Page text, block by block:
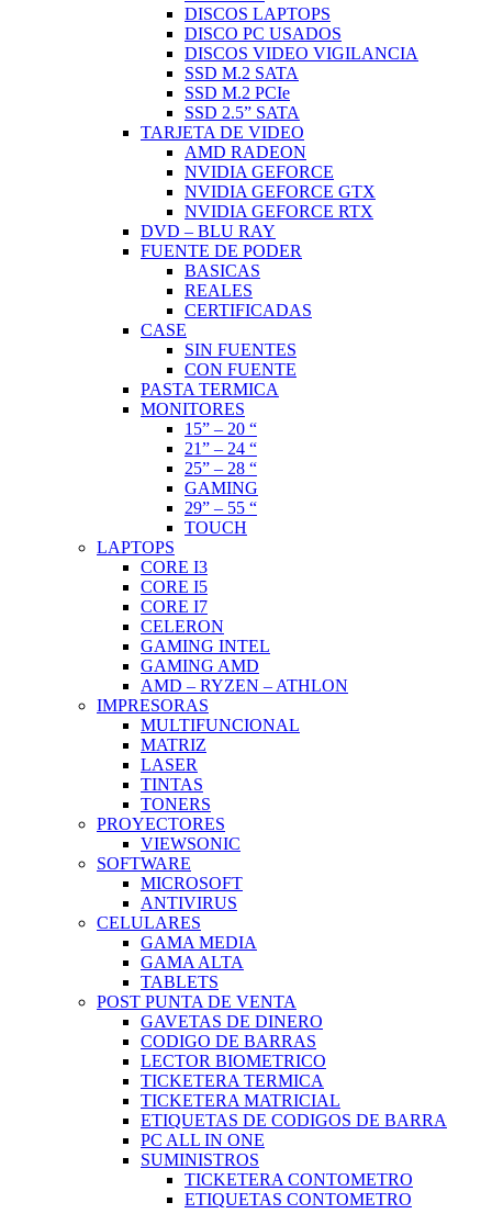
DISCOS LAPTOPS
DISCO PC USADOS
DISCOS VIDEO VIGILANCIA
SSD M.2 SATA
SSD M.2 PCIe
SSD 2.5” SATA
TARJETA DE VIDEO
AMD RADEON
NVIDIA GEFORCE
NVIDIA GEFORCE GTX
NVIDIA GEFORCE RTX
DVD – BLU RAY
FUENTE DE PODER
BASICAS
REALES
CERTIFICADAS
CASE
SIN FUENTES
CON FUENTE
PASTA TERMICA
MONITORES
15” – 20 “
21” – 24 “
25” – 28 “
GAMING
29” – 55 “
TOUCH
LAPTOPS
CORE I3
CORE I5
CORE I7
CELERON
GAMING INTEL
GAMING AMD
AMD – RYZEN – ATHLON
IMPRESORAS
MULTIFUNCIONAL
MATRIZ
LASER
TINTAS
TONERS
PROYECTORES
VIEWSONIC
SOFTWARE
MICROSOFT
ANTIVIRUS
CELULARES
GAMA MEDIA
GAMA ALTA
TABLETS
POST PUNTA DE VENTA
GAVETAS DE DINERO
CODIGO DE BARRAS
LECTOR BIOMETRICO
TICKETERA TERMICA
TICKETERA MATRICIAL
ETIQUETAS DE CODIGOS DE BARRA
PC ALL IN ONE
SUMINISTROS
TICKETERA CONTOMETRO
ETIQUETAS CONTOMETRO